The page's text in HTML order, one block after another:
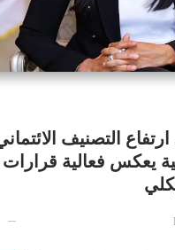
التصنيف
يعكس فعالية قرارات